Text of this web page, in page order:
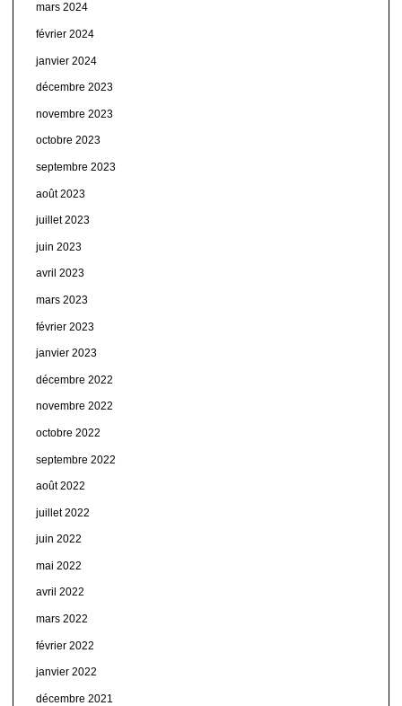
mars 2024
février 2024
janvier 2024
décembre 2023
novembre 2023
octobre 2023
septembre 2023
août 2023
juillet 2023
juin 2023
avril 2023
mars 2023
février 2023
janvier 2023
décembre 2022
novembre 2022
octobre 2022
septembre 2022
août 2022
juillet 2022
juin 2022
mai 2022
avril 2022
mars 2022
février 2022
janvier 2022
décembre 2021